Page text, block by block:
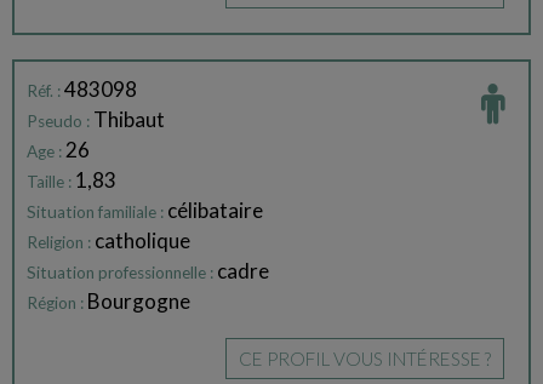
Réf. :483098
Pseudo : Thibaut
Age : 26
Taille : 1,83
Situation familiale : célibataire
Religion : catholique
Situation professionnelle : cadre
Région : Bourgogne
CE PROFIL VOUS INTÉRESSE ?